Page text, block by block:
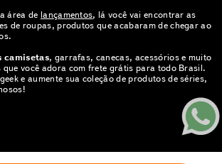
área de lançamentos, lá você vai encontrar as
de roupas, produtos que acabaram de chegar ao
camisetas, garrafas, canecas, acessórios e muito
que você adora com frete grátis para todo Brasil.
e aumente sua coleção de produtos de séries,